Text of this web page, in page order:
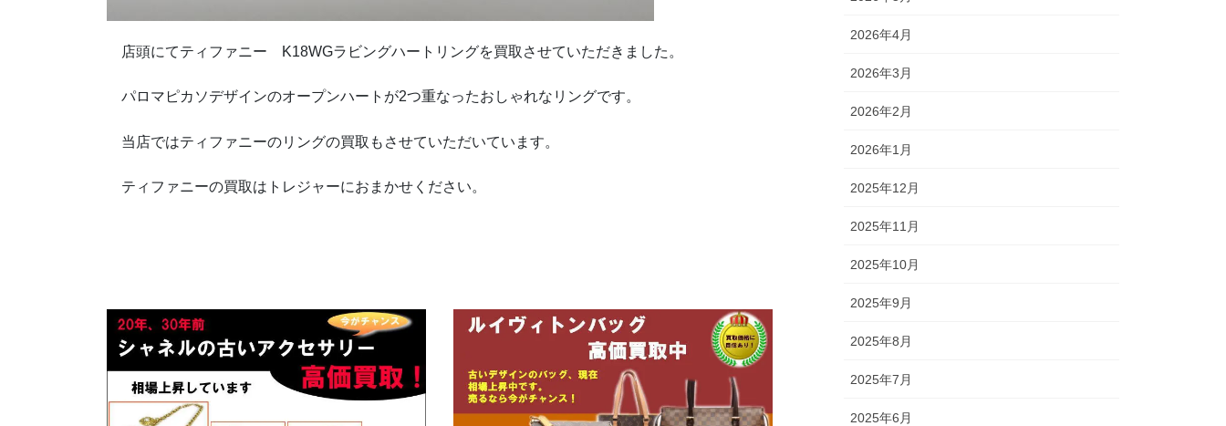
店頭にてティファニー K18WGラビングハートリングを買取させていただきました。
パロマピカソデザインのオープンハートが2つ重なったおしゃれなリングです。
当店ではティファニーのリングの買取もさせていただいています。
ティファニーの買取はトレジャーにおまかせください。
2026年4月
2026年3月
2026年2月
2026年1月
2025年12月
2025年11月
2025年10月
2025年9月
2025年8月
2025年7月
2025年6月